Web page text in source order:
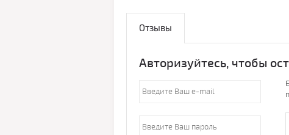
Отзывы
Авторизуйтесь, чтобы